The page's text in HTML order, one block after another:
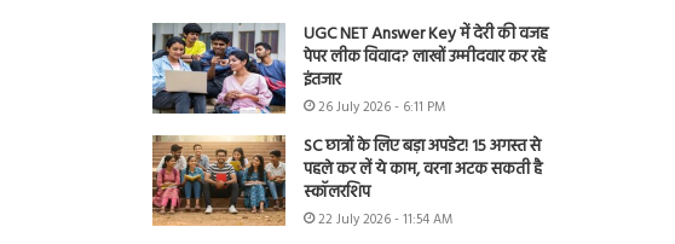
UGC NET Answer Key में देरी की वजह
पेपर लीक विवाद? लाखों उम्मीदवार कर रहे
इंतजार
26 July 2026 - 6:11 PM
SC छात्रों के लिए बड़ा अपडेट! 15 अगस्त से
पहले कर लें ये काम, वरना अटक सकती है
स्कॉलरशिप
22 July 2026 - 11:54 AM